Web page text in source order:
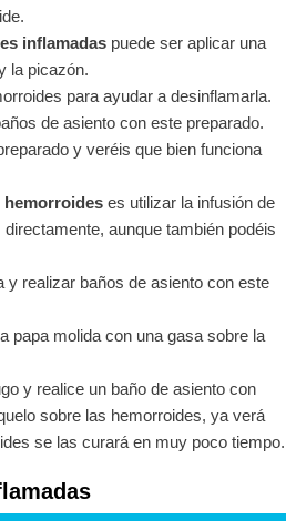
inflamadaspuede ser aplicar una
la picazón.
para ayudar a desinflamarla.
de asiento con este preparado.
y veréis que bien funciona
hemorroideses utilizar la infusión de
aunque también podéis
y realizar baños de asiento con este
papa molida con una gasa sobre la
y realice un baño de asiento con
sobre las hemorroides, ya verá
se las curará en muy poco tiempo.